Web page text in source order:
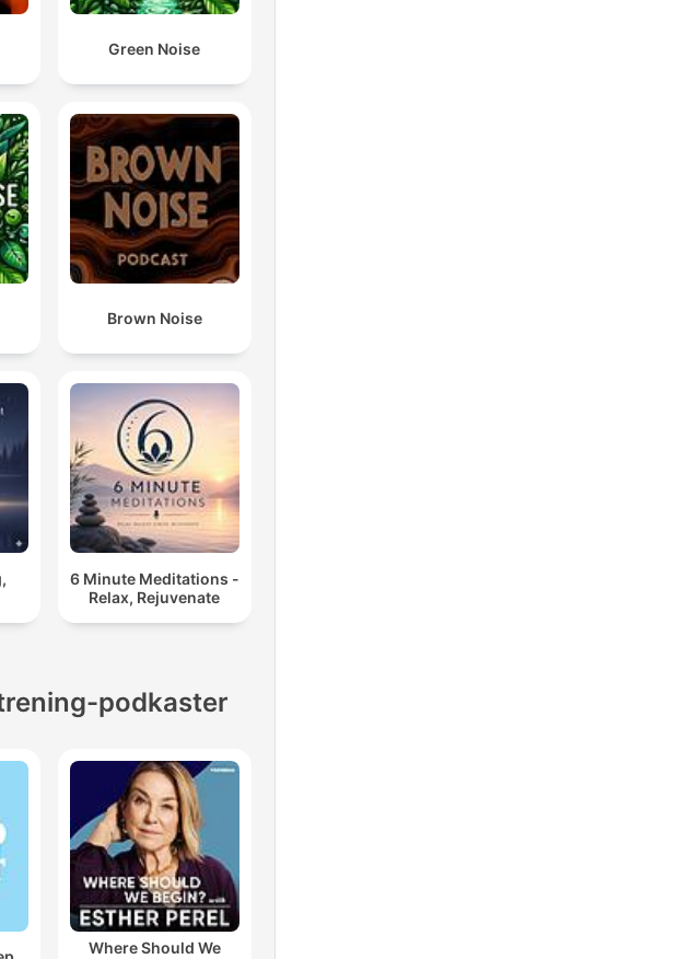
Green Noise
Brown Noise
6 Minute Meditations -
Relax, Rejuvenate
podkaster
Where Should We